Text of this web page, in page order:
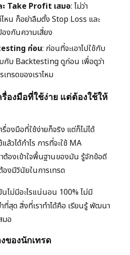
Take Profit เสมอ: ไม่ว่า
น ก็อย่าลืมตั้ง Stop Loss และ
งกันความเสี่ยง
ก่อน: ก่อนที่จะเอาไปใช้กับ
กับ Backtesting ดูก่อน เพื่อดูว่า
ทรดของเราไหม
รื่องมือที่ใช้ง่าย แต่ต้องใช้ให้
องมือที่ใช้ง่ายก็จริง แต่ก็ไม่ได้
ล้วได้กำไร การที่จะใช้ MA
ต้องเข้าใจพื้นฐานของมัน รู้จักข้อดี
งมีวินัยในการเทรด
ไม่มีอะไรแน่นอน 100% ไม่มี
สุด สิ่งที่เราทำได้คือ เรียนรู้ พัฒนา
มอ
ของนักเทรด